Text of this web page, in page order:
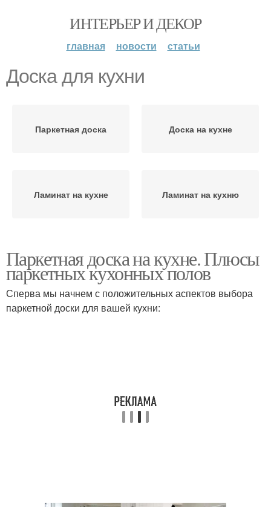
ИНТЕРЬЕР И ДЕКОР
главная новости статьи
Доска для кухни
Паркетная доска Доска на кухне
Ламинат на кухне Ламинат на кухню
Паркетная доска на кухне. Плюсы
паркетных кухонных полов
Сперва мы начнем с положительных аспектов выбора
паркетной доски для вашей кухни: